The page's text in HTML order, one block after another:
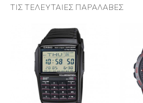
ΤΙΣ ΤΕΛΕΥΤΑΙΕΣ ΠΑΡΑΛΑΒΕΣ